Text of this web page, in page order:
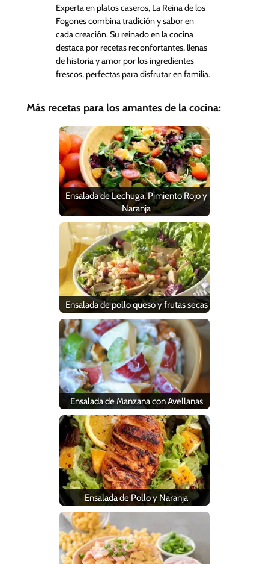
Experta en platos caseros, La Reina de los
Fogones combina tradición y sabor en
cada creación. Su reinado en la cocina
destaca por recetas reconfortantes, llenas
de historia y amor por los ingredientes
frescos, perfectas para disfrutar en familia.
Más recetas para los amantes de la cocina:
Ensalada de Lechuga, Pimiento Rojo y
Naranja
Ensalada de pollo queso y frutas secas
Ensalada de Manzana con Avellanas
Ensalada de Pollo y Naranja